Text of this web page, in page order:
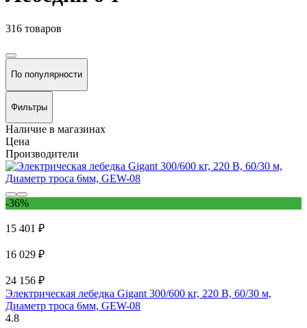
316 товаров
По популярности
Фильтры
Наличие в магазинах
Цена
Производители
-36%
15 401 ₽
16 029 ₽
24 156 ₽
Электрическая лебедка Gigant 300/600 кг, 220 В, 60/30 м,
Диаметр троса 6мм, GEW-08
4.8